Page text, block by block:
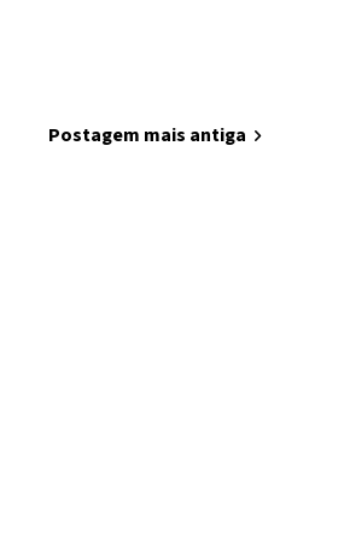
Postagem mais antiga chevron_right